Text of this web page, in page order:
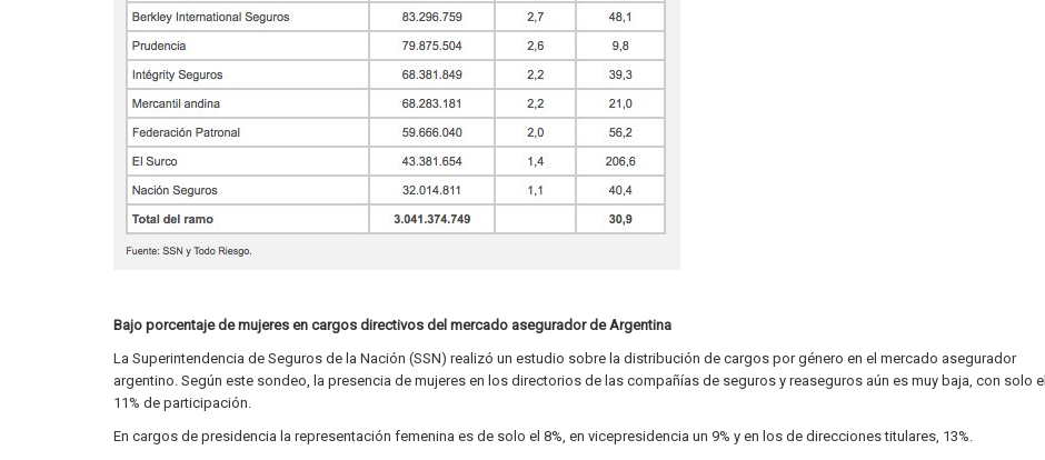
Bajo porcentaje de mujeres en cargos directivos del mercado asegurador de Argentina
La Superintendencia de Seguros de la Nación (SSN) realizó un estudio sobre la distribución de cargos por género en el mercado asegurador
argentino. Según este sondeo, la presencia de mujeres en los directorios de las compañías de seguros y reaseguros aún es muy baja, con solo el
11% de participación.
En cargos de presidencia la representación femenina es de solo el 8%, en vicepresidencia un 9% y en los de direcciones titulares, 13%.